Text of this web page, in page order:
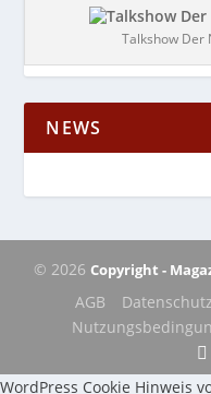
Talkshow Der
NEWS
© 2026 Copyright -
AGB
WordPress Cookie Hinweis